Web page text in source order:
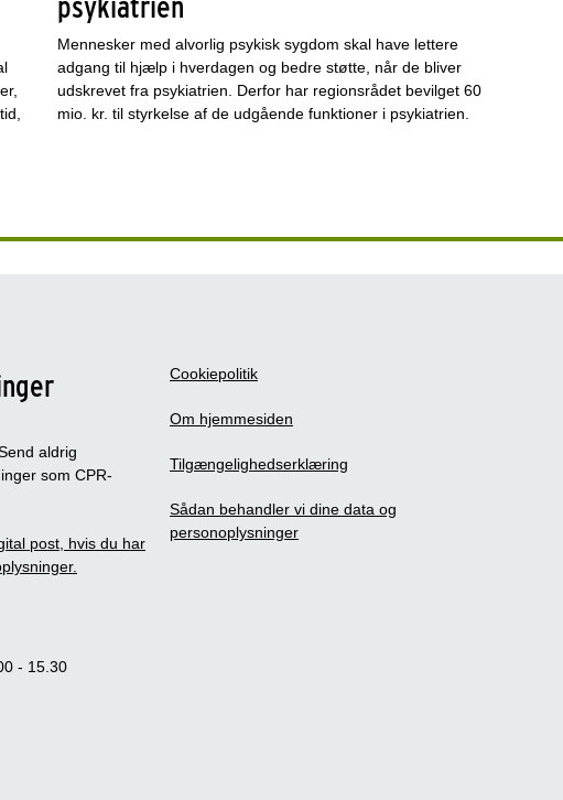
Mennesker med alvorlig psykisk sygdom skal have lettere
adgang til hjælp i hverdagen og bedre støtte, når de bliver
udskrevet fra psykiatrien. Derfor har regionsrådet bevilget 60
mio. kr. til styrkelse af de udgående funktioner i psykiatrien.
aldrig
som CPR-
post, hvis du har
- 15.30
Cookiepolitik
Om hjemmesiden
Tilgængelighedserklæring
Sådan behandler vi dine data og
personoplysninger